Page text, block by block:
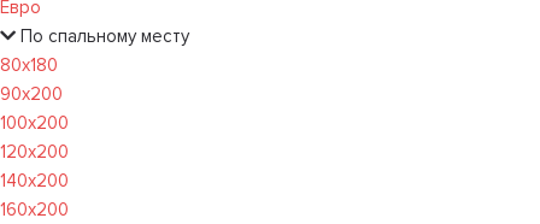
Евро
По спальному месту
80х180
90х200
100х200
120x200
140х200
160х200